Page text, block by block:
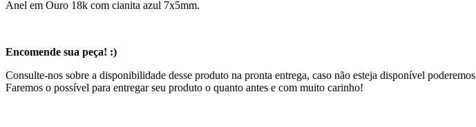
Anel em Ouro 18k com cianita azul 7x5mm.
Encomende sua peça! :)
Consulte-nos sobre a disponibilidade desse produto na pronta entrega, caso não esteja disponível
Faremos o possível para entregar seu produto o quanto antes e com muito carinho!